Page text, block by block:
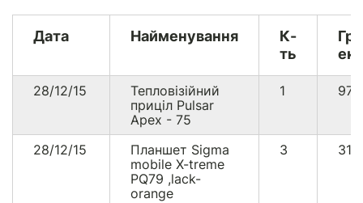
Дата Найменування
К-
ть
28/12/15
Тепловізійний
приціл Pulsar
Apex - 75
1
28/12/15
Планшет Sigma
mobile X-treme
PQ79 ,lack-
orange
3